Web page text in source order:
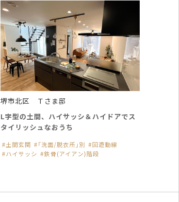
堺市北区 Ｔさま邸
L字型の土間、ハイサッシ＆ハイドアでス
タイリッシュなおうち
土間玄関 ｢洗面/脱衣所｣別
回遊動線
ハイサッシ
鉄骨(アイアン)階段